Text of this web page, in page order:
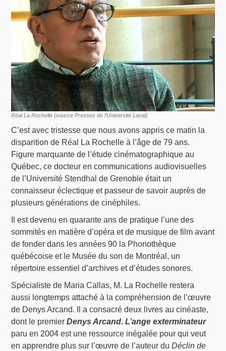
Réal La Rochelle (source Presses de l’Université Laval)
C’est avec tristesse que nous avons appris ce matin la
disparition de Réal La Rochelle à l’âge de 79 ans.
Figure marquante de l’étude cinématographique au
Québec, ce docteur en communications audiovisuelles
de l’Université Stendhal de Grenoble était un
connaisseur éclectique et passeur de savoir auprès de
plusieurs générations de cinéphiles.
Il est devenu en quarante ans de pratique l’une des
sommités en matière d’opéra et de musique de film avant
de fonder dans les années 90 la Phonothèque
québécoise et le Musée du son de Montréal, un
répertoire essentiel d’archives et d’études sonores.
Spécialiste de Maria Callas, M. La Rochelle restera
aussi longtemps attaché à la compréhension de l’œuvre
de Denys Arcand. Il a consacré deux livres au cinéaste,
dont le premierDenys Arcand. L’ange exterminateur
paru en 2004 est une ressource inégalée pour qui veut
en apprendre plus sur l’œuvre de l’auteur duDéclin de